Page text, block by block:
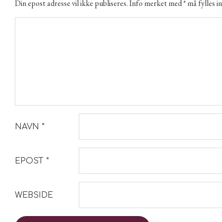
Din epost adresse vil ikke publiseres. Info merket med * må fylles
NAVN *
EPOST *
WEBSIDE